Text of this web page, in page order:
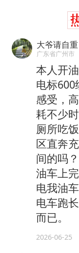
大爷请自重
广东省广州市
本人开
电标600
感受，
耗不少
厕所吃
区直奔
间的吗
油车上
电我油
电车跑
而已。
2026-06-25